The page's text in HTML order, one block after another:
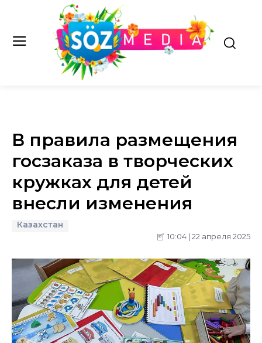
В правила размещения
госзаказа в творческих
кружках для детей
внесли изменения
Казахстан
10:04 | 22 апреля 2025